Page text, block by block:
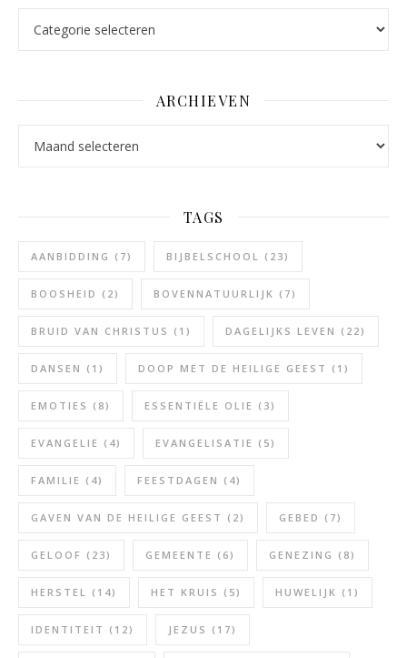
ARCHIEVEN
TAGS
AANBIDDING (7) BIJBELSCHOOL (23)
BOOSHEID (2) BOVENNATUURLIJK (7)
BRUID VAN CHRISTUS (1) DAGELIJKS LEVEN (22)
DANSEN (1) DOOP MET DE HEILIGE GEEST (1)
EMOTIES (8) ESSENTIËLE OLIE (3)
EVANGELIE (4) EVANGELISATIE (5)
FAMILIE (4) FEESTDAGEN (4)
GAVEN VAN DE HEILIGE GEEST (2) GEBED (7)
GELOOF (23) GEMEENTE (6) GENEZING (8)
HERSTEL (14) HET KRUIS (5) HUWELIJK (1)
IDENTITEIT (12) JEZUS (17)